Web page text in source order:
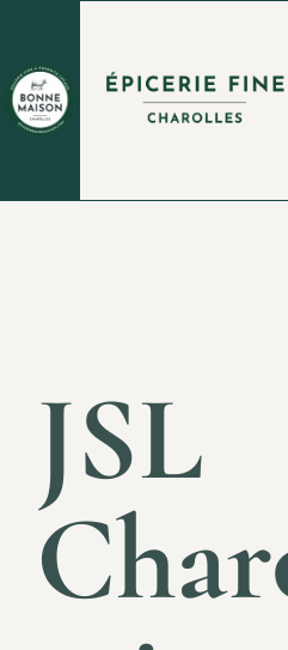
JSL